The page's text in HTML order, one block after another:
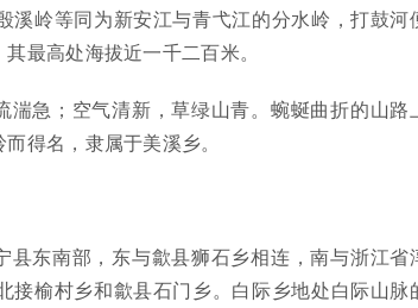
溪岭等同为新安江与青弋江的分水岭，打鼓河
最高处海拔近一千二百米。
湍急；空气清新，草绿山青。蜿蜒曲折的山路
得名，隶属于美溪乡。
县东南部，东与歙县狮石乡相连，南与浙江省
接榆村乡和歙县石门乡。白际乡地处白际山脉